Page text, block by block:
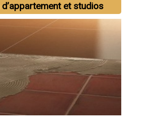
d’appartement et studios